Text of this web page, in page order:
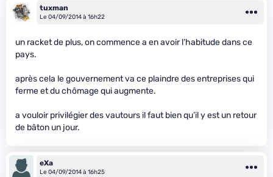
tuxman
Le 04/09/2014 à 16h22
un racket de plus, on commence a en avoir l’habitude dans ce
pays.
après cela le gouvernement va ce plaindre des entreprises qui
ferme et du chômage qui augmente.
a vouloir privilégier des vautours il faut bien qu’il y est un retour
de bâton un jour.
eXa
Le 04/09/2014 à 16h25